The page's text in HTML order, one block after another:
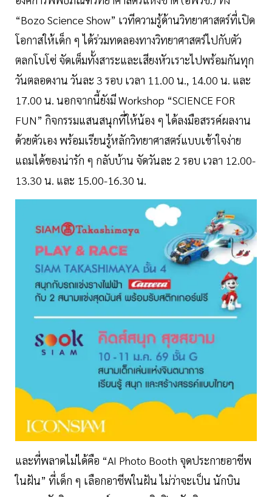
“Bozo Science Show” เวทีความรู้ด้านวิทยาศาสตร์ที่เปิด
โอกาสให้เด็ก ๆ ได้ร่วมทดลองทางวิทยาศาสตร์ไปกับตัว
ตลกโบโซ่ จัดเต็มทั้งสาระและเสียงหัวเราะไปพร้อมกันทุก
วันตลอดงาน วันละ 3 รอบ เวลา 11.00 น., 14.00 น. และ
17.00 น. นอกจากนี้ยังมี Workshop “SCIENCE FOR
FUN” กิจกรรมแสนสนุกที่ให้น้อง ๆ ได้ลงมือสรรค์ผลงาน
ด้วยตัวเอง พร้อมเรียนรู้หลักวิทยาศาสตร์แบบเข้าใจง่าย
แถมได้ของน่ารัก ๆ กลับบ้าน จัดวันละ 2 รอบ เวลา 12.00-
13.30 น. และ 15.00-16.30 น.
และที่พลาดไม่ได้คือ “AI Photo Booth จุดประกายอาชีพ
ในฝัน” ที่เด็ก ๆ เลือกอาชีพในฝัน ไม่ว่าจะเป็น นักบิน